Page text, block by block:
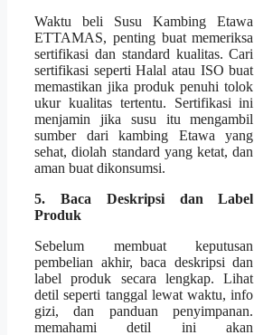
Waktu beli Susu Kambing Etawa
ETTAMAS, penting buat memeriksa
sertifikasi dan standard kualitas. Cari
sertifikasi seperti Halal atau ISO buat
memastikan jika produk penuhi tolok
ukur kualitas tertentu. Sertifikasi ini
menjamin jika susu itu mengambil
sumber dari kambing Etawa yang
sehat, diolah standard yang ketat, dan
aman buat dikonsumsi.
5. Baca Deskripsi dan Label
Produk
Sebelum membuat keputusan
pembelian akhir, baca deskripsi dan
label produk secara lengkap. Lihat
detil seperti tanggal lewat waktu, info
gizi, dan panduan penyimpanan.
memahami detil ini akan